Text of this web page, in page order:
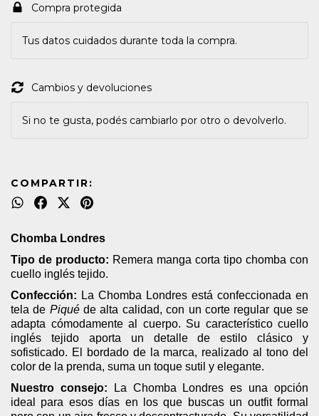
Compra protegida
Tus datos cuidados durante toda la compra.
Cambios y devoluciones
Si no te gusta, podés cambiarlo por otro o devolverlo.
COMPARTIR:
Chomba Londres
Tipo de producto: Remera manga corta tipo chomba con
cuello inglés tejido.
Confección: La Chomba Londres está confeccionada en
tela de Piquéde alta calidad, con un corte regular que se
adapta cómodamente al cuerpo. Su característico cuello
inglés tejido aporta un detalle de estilo clásico y
sofisticado. El bordado de la marca, realizado al tono del
color de la prenda, suma un toque sutil y elegante.
Nuestro consejo: La Chomba Londres es una opción
ideal para esos días en los que buscas un outfit formal